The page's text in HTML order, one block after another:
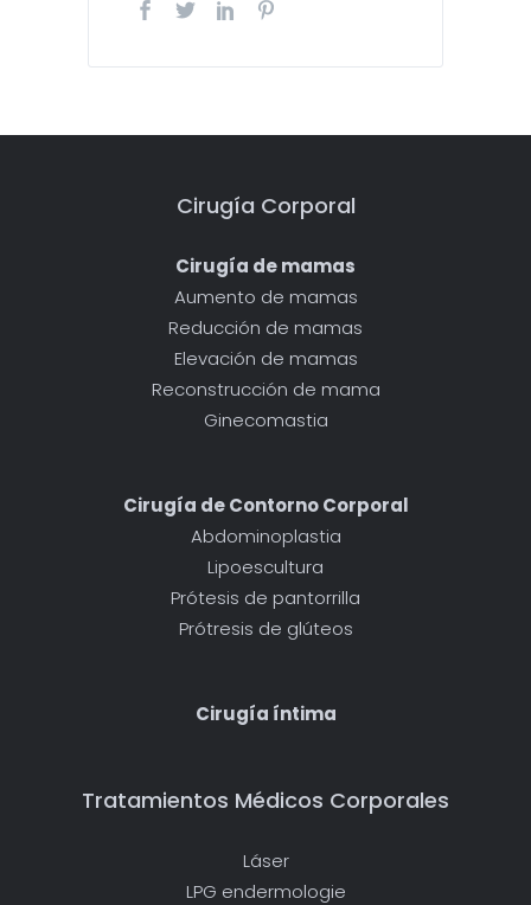
Cirugía Corporal
Cirugía de mamas
Aumento de mamas
Reducción de mamas
Elevación de mamas
Reconstrucción de mama
Ginecomastia
Cirugía de Contorno Corporal
Abdominoplastia
Lipoescultura
Prótesis de pantorrilla
Prótresis de glúteos
Cirugía íntima
Tratamientos Médicos Corporales
Láser
LPG endermologie